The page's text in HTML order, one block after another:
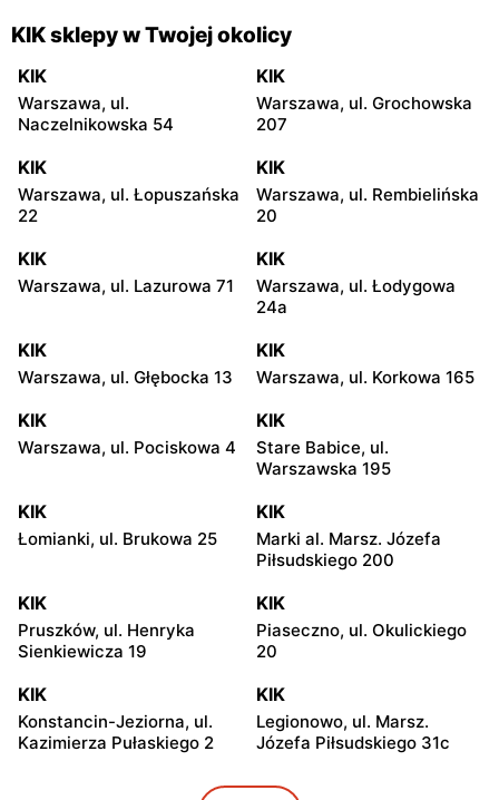
KIK sklepy w Twojej okolicy
KIK
Warszawa, ul.
Naczelnikowska 54
KIK
Warszawa, ul. Grochowska
207
KIK
Warszawa, ul. Łopuszańska
22
KIK
Warszawa, ul. Rembielińska
20
KIK
Warszawa, ul. Lazurowa 71
KIK
Warszawa, ul. Łodygowa
24a
KIK
Warszawa, ul. Głębocka 13
KIK
Warszawa, ul. Korkowa 165
KIK
Warszawa, ul. Pociskowa 4
KIK
Stare Babice, ul.
Warszawska 195
KIK
Łomianki, ul. Brukowa 25
KIK
Marki al. Marsz. Józefa
Piłsudskiego 200
KIK
Pruszków, ul. Henryka
Sienkiewicza 19
KIK
Piaseczno, ul. Okulickiego
20
KIK
Konstancin-Jeziorna, ul.
Kazimierza Pułaskiego 2
KIK
Legionowo, ul. Marsz.
Józefa Piłsudskiego 31c
KIK